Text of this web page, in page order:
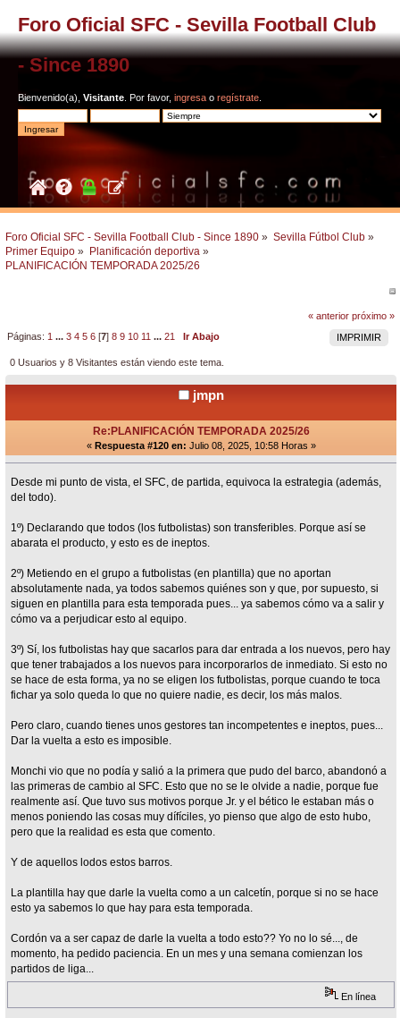
Foro Oficial SFC - Sevilla Football Club
- Since 1890
Bienvenido(a), Visitante . Por favor, ingresa o regístrate
Foro Oficial SFC - Sevilla Football Club - Since 1890 » Sevilla Fútbol Club »
Primer Equipo » Planificación deportiva »
PLANIFICACIÓN TEMPORADA 2025/26
« anterior próximo »
IMPRIMIR
Páginas: 1 ...3 4 5 6 [7]8 9 10 11 ...21 Ir Abajo
0 Usuarios y 8 Visitantes están viendo este tema.
jmpn
Re:PLANIFICACIÓN TEMPORADA 2025/26
« Respuesta #120 en: Julio 08, 2025, 10:58 Horas »
Desde mi punto de vista, el SFC, de partida, equivoca la estrategia (además,
del todo).
1º) Declarando que todos (los futbolistas) son transferibles. Porque así se
abarata el producto, y esto es de ineptos.
2º) Metiendo en el grupo a futbolistas (en plantilla) que no aportan
absolutamente nada, ya todos sabemos quiénes son y que, por supuesto, si
siguen en plantilla para esta temporada pues... ya sabemos cómo va a salir y
cómo va a perjudicar esto al equipo.
3º) Sí, los futbolistas hay que sacarlos para dar entrada a los nuevos, pero hay
que tener trabajados a los nuevos para incorporarlos de inmediato. Si esto no
se hace de esta forma, ya no se eligen los futbolistas, porque cuando te toca
fichar ya solo queda lo que no quiere nadie, es decir, los más malos.
Pero claro, cuando tienes unos gestores tan incompetentes e ineptos, pues...
Dar la vuelta a esto es imposible.
Monchi vio que no podía y salió a la primera que pudo del barco, abandonó a
las primeras de cambio al SFC. Esto que no se le olvide a nadie, porque fue
realmente así. Que tuvo sus motivos porque Jr. y el bético le estaban más o
menos poniendo las cosas muy dífíciles, yo pienso que algo de esto hubo,
pero que la realidad es esta que comento.
Y de aquellos lodos estos barros.
La plantilla hay que darle la vuelta como a un calcetín, porque si no se hace
esto ya sabemos lo que hay para esta temporada.
Cordón va a ser capaz de darle la vuelta a todo esto?? Yo no lo sé..., de
momento, ha pedido paciencia. En un mes y una semana comienzan los
partidos de liga...
En línea